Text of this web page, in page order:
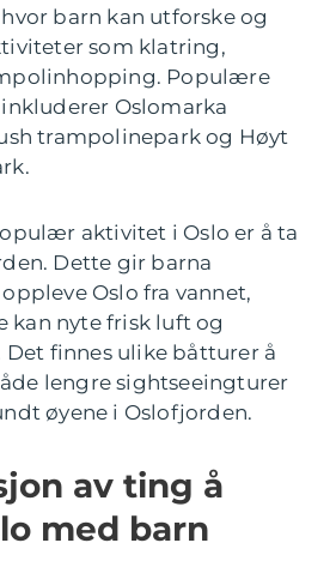
barn kan utforske og
som klatring,
Populære
Oslomarka
trampolinepark og Høyt
aktivitet i Oslo er å ta
Dette gir barna
Oslo fra vannet,
kan nyte frisk luft og
finnes ulike båtturer å
lengre sightseeingturer
øyene i Oslofjorden.
av ting å
med barn